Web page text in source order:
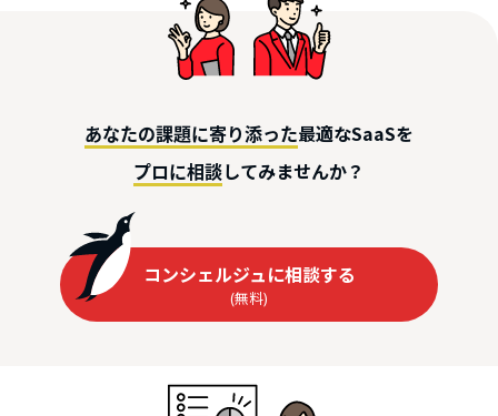
あなたの課題に寄り添った最適なSaaSを
プロに相談してみませんか？
コンシェルジュに相談する
(無料)